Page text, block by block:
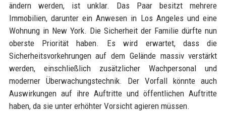
ändern werden, ist unklar. Das Paar besitzt mehrere
Immobilien, darunter ein Anwesen in Los Angeles und eine
Wohnung in New York. Die Sicherheit der Familie dürfte nun
oberste Priorität haben. Es wird erwartet, dass die
Sicherheitsvorkehrungen auf dem Gelände massiv verstärkt
werden, einschließlich zusätzlicher Wachpersonal und
moderner Überwachungstechnik. Der Vorfall könnte auch
Auswirkungen auf ihre Auftritte und öffentlichen Auftritte
haben, da sie unter erhöhter Vorsicht agieren müssen.